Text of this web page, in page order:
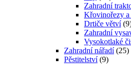
Zahradní
Křovinořezy a
Drtiče větví
Zahradní
Vysokotlaké
Zahradní nářadí (25)
Pěstitelství (9)